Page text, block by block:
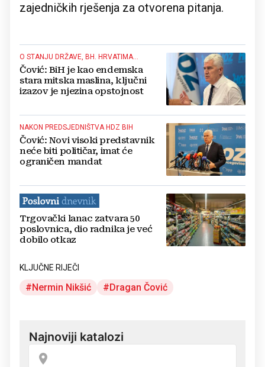
zajedničkih rješenja za otvorena pitanja.
O STANJU DRŽAVE, BH. HRVATIMA...
Čović: BiH je kao endemska
stara mitska maslina, ključni
izazov je njezina opstojnost
NAKON PREDSJEDNIŠTVA HDZ BIH
Čović: Novi visoki predstavnik
neće biti političar, imat će
ograničen mandat
Trgovački lanac zatvara 50
poslovnica, dio radnika je već
dobilo otkaz
KLJUČNE RIJEČI
Nermin Nikšić Dragan Čović